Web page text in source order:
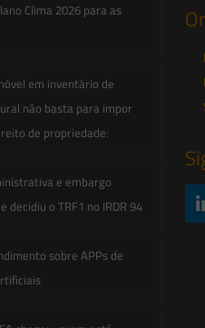
Clima 2026 para as
em inventário de
não basta para impor
de propriedade:
e embargo
decidiu o TRF1 no IRDR 94
sobre APPs de